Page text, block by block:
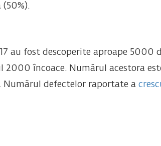
au fost descoperite aproape
încoace. Numărul acestora
Numărul defectelor raportate a